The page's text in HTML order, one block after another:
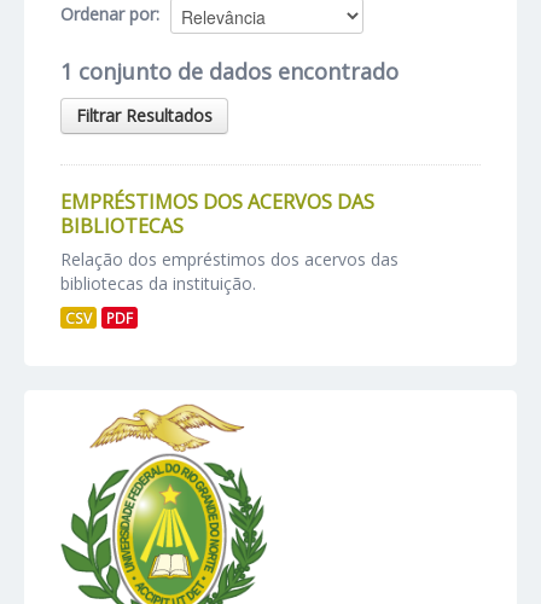
Ordenar por
1 conjunto de dados encontrado
Filtrar Resultados
EMPRÉSTIMOS DOS ACERVOS DAS
BIBLIOTECAS
Relação dos empréstimos dos acervos das
bibliotecas da instituição.
CSV PDF